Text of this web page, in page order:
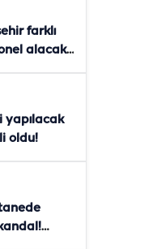
farklı
alacak!
yapılacak
oldu!